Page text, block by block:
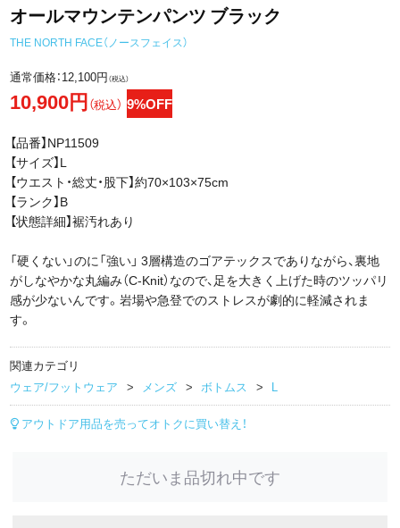
オールマウンテンパンツ ブラック
THE NORTH FACE（ノースフェイス）
通常価格：12,100円（税込）
10,900円（税込） 9%OFF
【品番】NP11509
【サイズ】L
【ウエスト・総丈・股下】約70×103×75cm
【ランク】B
【状態詳細】裾汚れあり
「硬くない」のに「強い」 3層構造のゴアテックスでありながら、裏地
がしなやかな丸編み（C-Knit）なので、足を大きく上げた時のツッパリ
感が少ないんです。岩場や急登でのストレスが劇的に軽減されま
す。
関連カテゴリ
ウェア/フットウェア
メンズ ボトムス L
アウトドア用品を売ってオトクに買い替え！
ただいま品切れ中です